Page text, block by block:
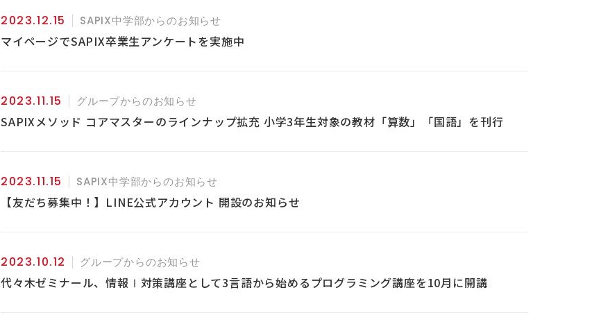
2023.12.15 SAPIX中学部からのお知らせ
マイページでSAPIX卒業生アンケートを実施中
2023.11.15 グループからのお知らせ
SAPIXメソッド コアマスターのラインナップ拡充 小学3年生対象の教材「算数」「国語」を刊行
2023.11.15 SAPIX中学部からのお知らせ
【友だち募集中！】LINE公式アカウント 開設のお知らせ
2023.10.12 グループからのお知らせ
代々木ゼミナール、情報Ⅰ対策講座として3言語から始めるプログラミング講座を10月に開講